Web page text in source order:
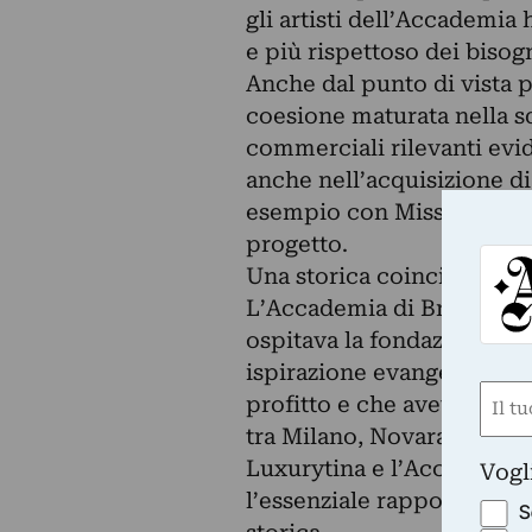
gli artisti dell’Accademia
e più rispettoso dei
Anche dal punto di vista
coesione maturata nella
commerciali rilevanti
anche nell’acquisizione
esempio con Missoni
progetto.
Una storica coincidenza
L’Accademia di Brera, è
ospitava la fondazione
ispirazione evangelica
profitto e che aveva
tra Milano, Novara e
Luxurytina e
l’essenziale rapporto tra
Nome